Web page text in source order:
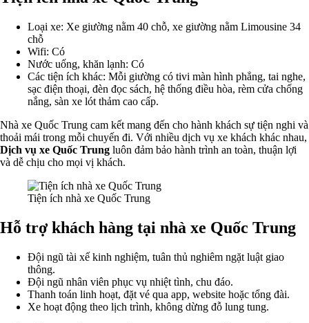
Loại xe: Xe giường nằm 40 chỗ, xe giường nằm Limousine 34
chỗ
Wifi: Có
Nước uống, khăn lạnh: Có
Các tiện ích khác: Mỗi giường có tivi màn hình phẳng, tai nghe,
sạc điện thoại, đèn đọc sách, hệ thống điều hòa, rèm cửa chống
nắng, sàn xe lót thảm cao cấp.
Nhà xe Quốc Trung cam kết mang đến cho hành khách sự tiện nghi và
thoải mái trong mỗi chuyến đi. Với nhiều dịch vụ xe khách khác nhau,
Dịch vụ xe Quốc Trung luôn đảm bảo hành trình an toàn, thuận lợi
và dễ chịu cho mọi vị khách.
Tiện ích nhà xe Quốc Trung
Hỗ trợ khách hàng tại nhà xe Quốc Trung
Đội ngũ tài xế kinh nghiệm, tuân thủ nghiêm ngặt luật giao
thông.
Đội ngũ nhân viên phục vụ nhiệt tình, chu đáo.
Thanh toán linh hoạt, đặt vé qua app, website hoặc tổng đài.
Xe hoạt động theo lịch trình, không dừng đỗ lung tung.